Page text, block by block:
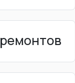
ремонтов